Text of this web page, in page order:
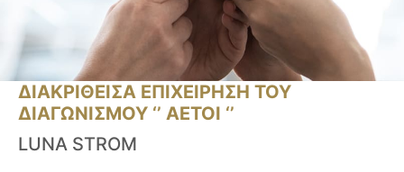
ΔΙΑΚΡΙΘΕΙΣΑ ΕΠΙΧΕΙΡΗΣΗ ΤΟΥ
ΔΙΑΓΩΝΙΣΜΟΥ ‘’ ΑΕΤΟΙ ‘’
LUNA STROM